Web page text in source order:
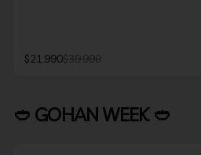
$21.990$39.990
🥙 GOHAN WEEK 🥙